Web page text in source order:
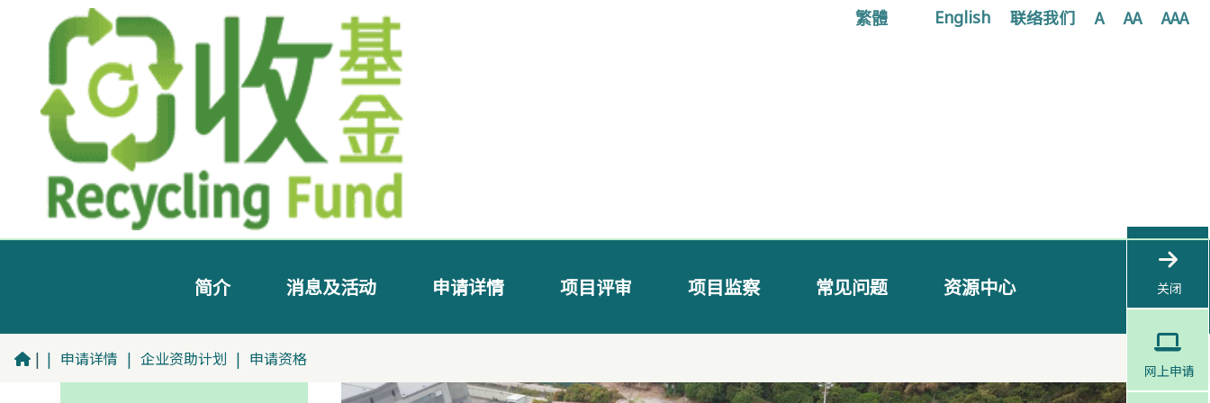
繁體 English 联络我们 A AA AAA
简介 消息及活动 申请详情 项目评审 项目监察 常见问题 资源中心 关闭
网上申请
| | 申请详情 | 企业资助计划 | 申请资格